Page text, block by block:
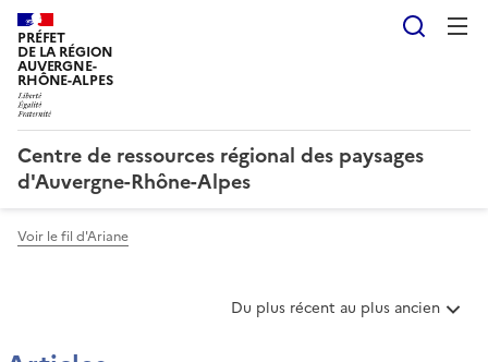
PRÉFET
DE LA RÉGION
AUVERGNE-
RHÔNE-ALPES
Centre de ressources régional des paysages
d'Auvergne-Rhône-Alpes
Voir le fil d'Ariane
T
Du plus récent au plus ancien